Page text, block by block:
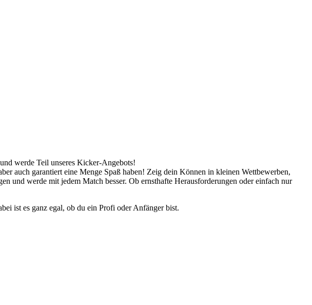
werde Teil unseres Kicker-Angebots!
auch garantiert eine Menge Spaß haben! Zeig dein Können in kleinen Wettbewerben,
und werde mit jedem Match besser. Ob ernsthafte Herausforderungen oder einfach nur
ist es ganz egal, ob du ein Profi oder Anfänger bist.